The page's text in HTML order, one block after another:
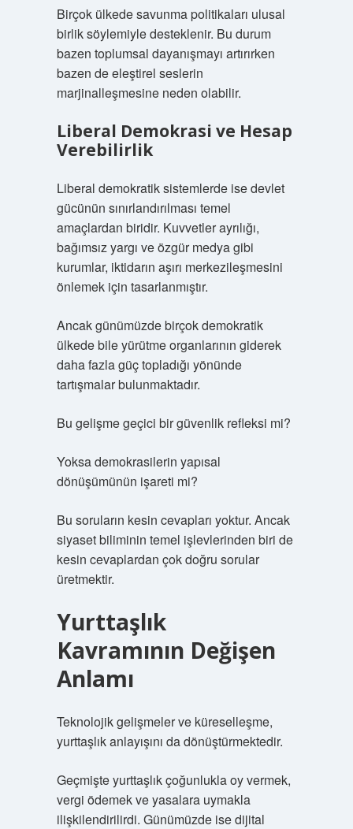
Birçok ülkede savunma politikaları ulusal
birlik söylemiyle desteklenir. Bu durum
bazen toplumsal dayanışmayı artırırken
bazen de eleştirel seslerin
marjinalleşmesine neden olabilir.
Liberal Demokrasi ve Hesap
Verebilirlik
Liberal demokratik sistemlerde ise devlet
gücünün sınırlandırılması temel
amaçlardan biridir. Kuvvetler ayrılığı,
bağımsız yargı ve özgür medya gibi
kurumlar, iktidarın aşırı merkezileşmesini
önlemek için tasarlanmıştır.
Ancak günümüzde birçok demokratik
ülkede bile yürütme organlarının giderek
daha fazla güç topladığı yönünde
tartışmalar bulunmaktadır.
Bu gelişme geçici bir güvenlik refleksi mi?
Yoksa demokrasilerin yapısal
dönüşümünün işareti mi?
Bu soruların kesin cevapları yoktur. Ancak
siyaset biliminin temel işlevlerinden biri de
kesin cevaplardan çok doğru sorular
üretmektir.
Yurttaşlık
Kavramının Değişen
Anlamı
Teknolojik gelişmeler ve küreselleşme,
yurttaşlık anlayışını da dönüştürmektedir.
Geçmişte yurttaşlık çoğunlukla oy vermek,
vergi ödemek ve yasalara uymakla
ilişkilendirilirdi. Günümüzde ise dijital